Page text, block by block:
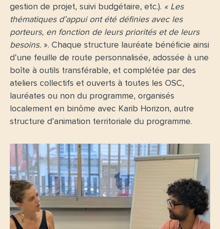
gestion de projet, suivi budgétaire, etc.). « Les
thématiques d’appui ont été définies avec les
porteurs, en fonction de leurs priorités et de leurs
besoins. ». Chaque structure lauréate bénéficie ainsi
d’une feuille de route personnalisée, adossée à une
boîte à outils transférable, et complétée par des
ateliers collectifs et ouverts à toutes les OSC,
lauréates ou non du programme, organisés
localement en binôme avec Karib Horizon, autre
structure d’animation territoriale du programme.